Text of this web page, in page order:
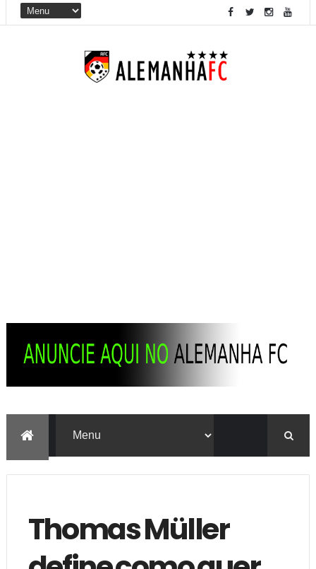
Thomas Müller